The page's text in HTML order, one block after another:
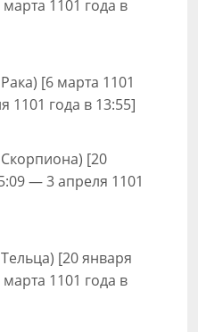
1101 года в
[6 марта 1101
1101 года в 13:55]
[20
— 3 апреля 1101
[20 января
1101 года в